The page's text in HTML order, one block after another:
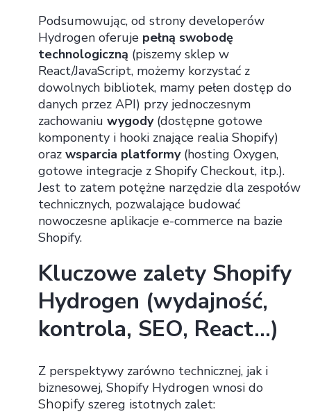
Podsumowując, od strony developerów
Hydrogen oferuje pełną swobodę
technologiczną (piszemy sklep w
React/JavaScript, możemy korzystać z
dowolnych bibliotek, mamy pełen dostęp do
danych przez API) przy jednoczesnym
zachowaniu wygody(dostępne gotowe
komponenty i hooki znające realia Shopify)
oraz wsparcia platformy(hosting Oxygen,
gotowe integracje z Shopify Checkout, itp.).
Jest to zatem potężne narzędzie dla zespołów
technicznych, pozwalające budować
nowoczesne aplikacje e-commerce na bazie
Shopify.
Kluczowe zalety Shopify
Hydrogen (wydajność,
kontrola, SEO, React…)
Z perspektywy zarówno technicznej, jak i
biznesowej, Shopify Hydrogen wnosi do
Shopify szereg istotnych zalet: